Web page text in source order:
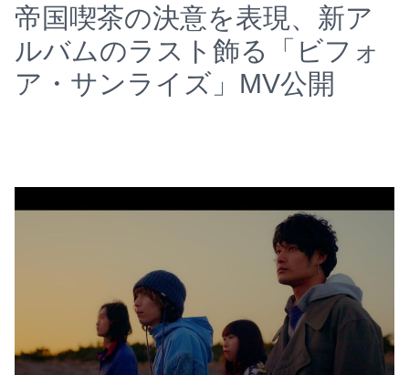
帝国喫茶の決意を表現、新ア
ルバムのラスト飾る「ビフォ
ア・サンライズ」MV公開